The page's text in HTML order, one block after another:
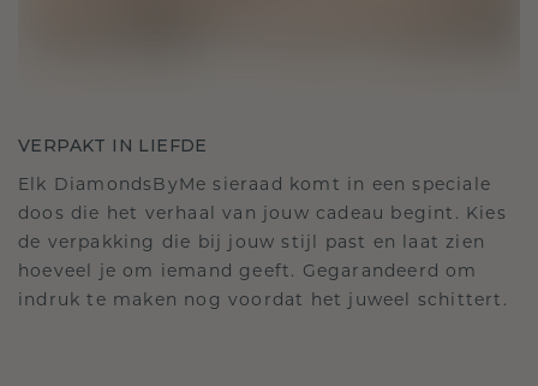
VERPAKT IN LIEFDE
Elk DiamondsByMe sieraad komt in een speciale
doos die het verhaal van jouw cadeau begint. Kies
de verpakking die bij jouw stijl past en laat zien
hoeveel je om iemand geeft. Gegarandeerd om
indruk te maken nog voordat het juweel schittert.